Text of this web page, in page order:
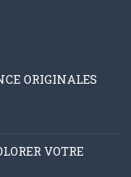
ORIGINALES
VOTRE